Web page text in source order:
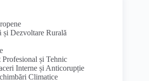
și Dezvoltare Rurală
Profesional și Tehnic
Interne și Anticorupție
Climatice